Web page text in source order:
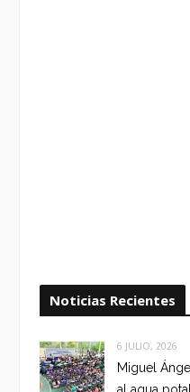
Noticias Recientes
6 JULIO, 2026
Miguel
al agua